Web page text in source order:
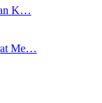
K…
Me…